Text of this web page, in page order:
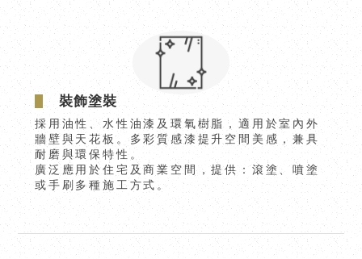
裝飾塗裝
採用油性、水性油漆及環氧樹脂，適用於室內外
牆壁與天花板。多彩質感漆提升空間美感，兼具
耐磨與環保特性。
廣泛應用於住宅及商業空間，提供：滾塗、噴塗
或手刷多種施工方式。